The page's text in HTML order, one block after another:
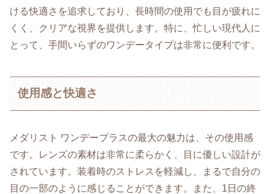
ける快適さを追求しており、長時間の使用でも目が疲れに
くく、クリアな視界を提供します。特に、忙しい現代人に
とって、手間いらずのワンデータイプは非常に便利です。
使用感と快適さ
メダリスト ワンデープラスの最大の魅力は、その使用感
です。レンズの素材は非常に柔らかく、目に優しい設計が
されています。装着時のストレスを軽減し、まるで自分の
目の一部のように感じることができます。また、1日の終